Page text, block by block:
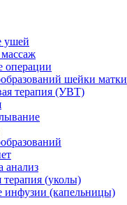
ушей
операции
шейки матки
терапия (УВТ)
анализ
(уколы)
инфузии (капельницы)